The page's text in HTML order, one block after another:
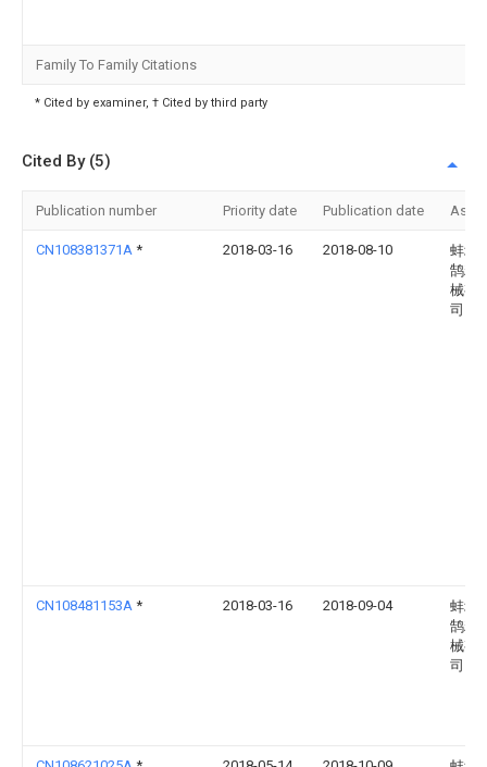
Family To Family Citations
* Cited by examiner, † Cited by third party
Cited By (5)
Publication number Priority date Publication date
CN108381371A * 2018-03-16 2018-08-10
蚌埠
鹄精
械有
司
CN108481153A * 2018-03-16 2018-09-04
蚌埠
鹄精
械有
司